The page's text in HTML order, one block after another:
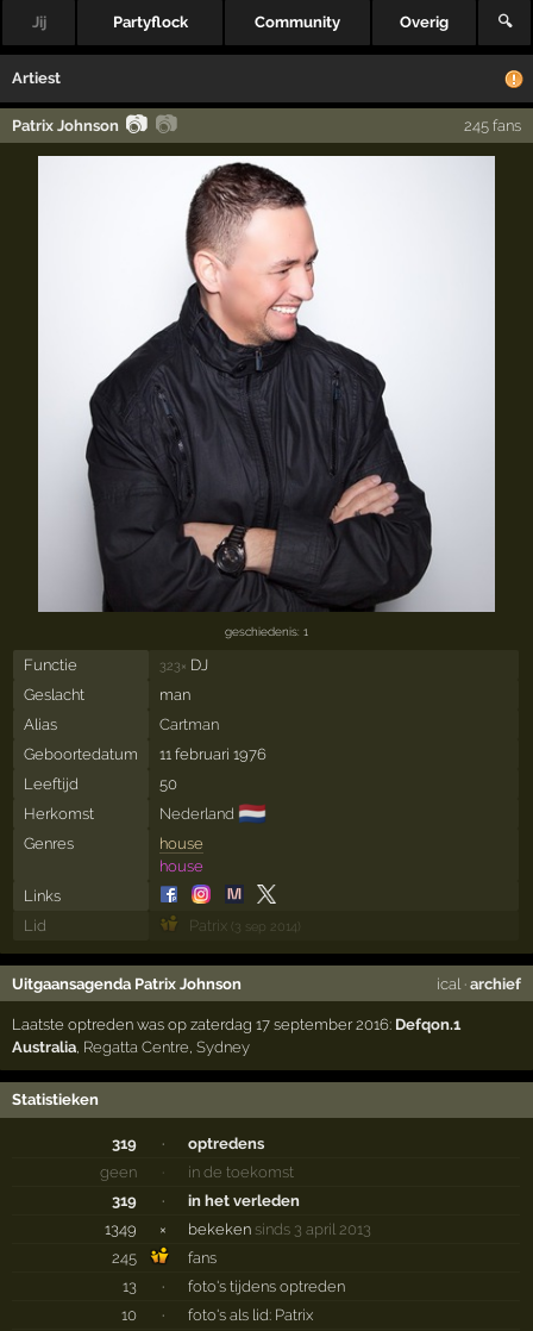
Jij Partyflock Community Overig 🔍
Artiest
Patrix Johnson 📷 📷 245 fans
geschiedenis: 1
Functie 323× DJ
Geslacht
man
Alias
Cartman
Geboortedatum
11 februari 1976
Leeftijd
50
Herkomst
Nederland 🇳🇱
Genres
house
house
Links
Lid
Patrix (3 sep 2014)
Uitgaansagenda Patrix Johnson ical · archief
Laatste optreden was op zaterdag 17 september 2016: Defqon.1
Australia Regatta Centre ,Sydney
Statistieken
319 ·
optredens
geen
·
in de toekomst
319
·
in het verleden
1349
× bekeken sinds 3 april 2013
245
fans
13
·
foto's tijdens optreden
10
·
foto's als lid: Patrix